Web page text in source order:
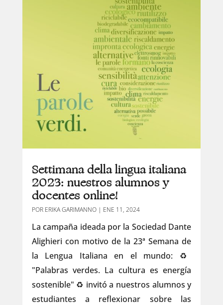
Settimana della lingua italiana
2023: nuestros alumnos y
docentes online!
POR ERIKA GARIMANNO| ENE 11, 2024
La campaña ideada por la Sociedad Dante
Alighieri con motivo de la 23ª Semana de
la Lengua Italiana en el mundo: ♻️
"Palabras verdes. La cultura es energía
sostenible" ♻️ invitó a nuestros alumnos y
estudiantes a reflexionar sobre las